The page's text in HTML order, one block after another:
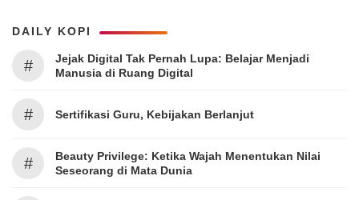
DAILY KOPI
#
Jejak Digital Tak Pernah Lupa: Belajar Menjadi
Manusia di Ruang Digital
# Sertifikasi Guru, Kebijakan Berlanjut
#
Beauty Privilege: Ketika Wajah Menentukan Nilai
Seseorang di Mata Dunia